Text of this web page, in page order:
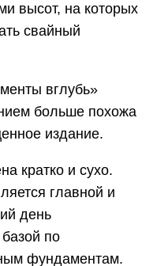
высот, на которых
свайный
вглубь»
больше похожа
издание.
кратко и сухо.
главной и
день
по
фундаментам.